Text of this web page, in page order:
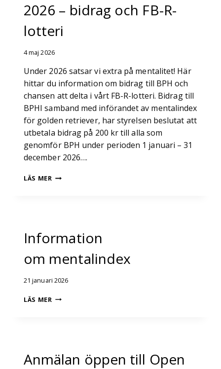
2026 – bidrag och FB-R-
lotteri
4 maj 2026
Under 2026 satsar vi extra på mentalitet! Här
hittar du information om bidrag till BPH och
chansen att delta i vårt FB-R-lotteri. Bidrag till
BPHI samband med införandet av mentalindex
för golden retriever, har styrelsen beslutat att
utbetala bidrag på 200 kr till alla som
genomför BPH under perioden 1 januari – 31
december 2026….
LÄS MER SATSNING
OCH
FB-
R-
LOTTERI
Information
om mentalindex
21 januari 2026
LÄS MER INFORMATION
Anmälan öppen till Open